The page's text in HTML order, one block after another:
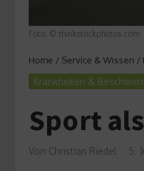
Foto: © thinkstockphotos.com
Home / Service & Wissen /
Krankheiten &
Sport
Von Christian Riedel 5.